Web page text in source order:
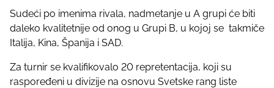
s
o
:
Sudeći po imenima rivala, nadmetanje u A grupi će biti
daleko kvalitetnije od onog u Grupi B, u kojoj se takmiče
Italija, Kina, Španija i SAD.
Za turnir se kvalifikovalo 20 repretentacija, koji su
raspoređeni u divizije na osnovu Svetske rang liste